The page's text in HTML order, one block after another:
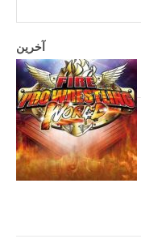
آخرین